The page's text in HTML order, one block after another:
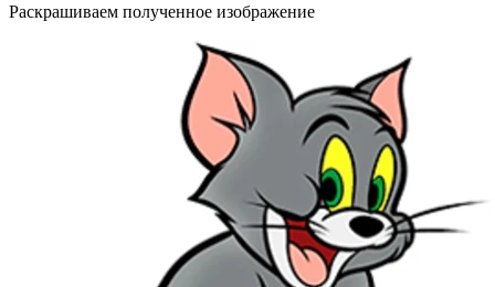
Раскрашиваем полученное изображение